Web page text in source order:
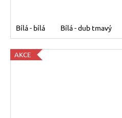
Bílá - bílá Bílá - dub tmavý
AKCE